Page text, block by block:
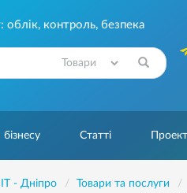
облік, контроль, безпека
Статті
- Дніпро Товари та послуги